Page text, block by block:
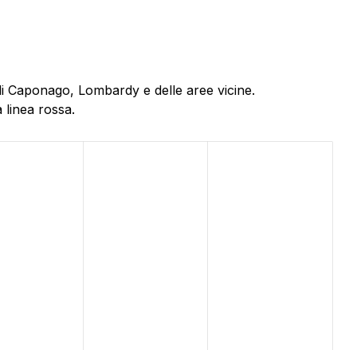
Lombardy e delle aree vicine.
linea rossa.